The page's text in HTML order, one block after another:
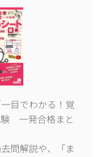
目でわかる！覚
験 一発合格まと
問解説や、「ま